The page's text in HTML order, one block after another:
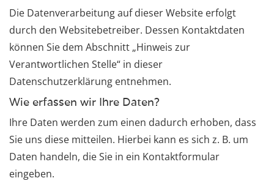
Die Datenverarbeitung auf dieser Website erfolgt
durch den Websitebetreiber. Dessen Kontaktdaten
können Sie dem Abschnitt „Hinweis zur
Verantwortlichen Stelle“ in dieser
Datenschutzerklärung entnehmen.
Wie erfassen wir Ihre Daten?
Ihre Daten werden zum einen dadurch erhoben, dass
Sie uns diese mitteilen. Hierbei kann es sich z. B. um
Daten handeln, die Sie in ein Kontaktformular
eingeben.